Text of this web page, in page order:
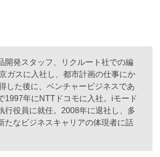
開発スタッフ、リクルート社での編
ガスに入社し、都市計画の仕事にか
した後に、ベンチャービジネスであ
1997年にNTTドコモに入社。iモード
行役員に就任。2008年に退社し、多
たなビジネスキャリアの体現者に話